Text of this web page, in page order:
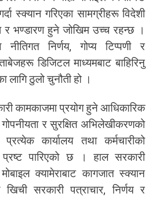
स्क्यान गरिएका सामग्रीहरू विदेशी
र भण्डारण हुने जोखिम उच्च रहन्छ ।
नीतिगत निर्णय, गोप्य टिप्पणी र
डिजिटल माध्यमबाट बाहिरिनु
लागि ठुलो चुनौती हो ।
कामकाजमा प्रयोग हुने आधिकारिक
र सुरक्षित अभिलेखीकरणको
प्रत्येक कार्यालय तथा कर्मचारीको
प्रष्ट पारिएको छ । हाल सरकारी
क्यामेराबाट कागजात स्क्यान
खिची सरकारी पत्राचार, निर्णय र